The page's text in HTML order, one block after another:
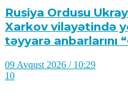
Rusiya Ordusu
Xarkov vilayətində
təyyarə anbarlarını
09 Avqust 2026 / 10:29
10